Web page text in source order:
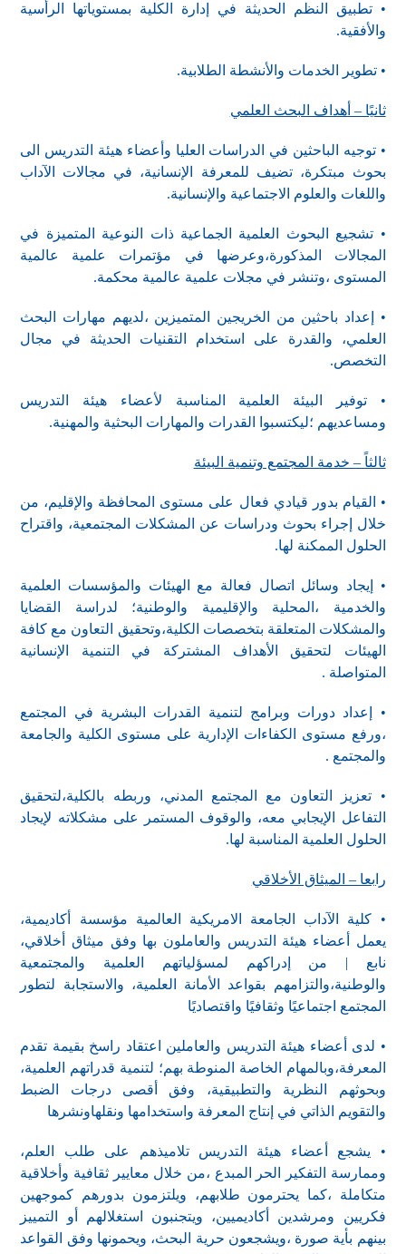
• تطبيق النظم الحديثة في إدارة الكلية بمستوياتها الرأسية
والأفقية.
• تطوير الخدمات والأنشطة الطلابية.
ثانيًا – أهداف البحث العلمي
• توجيه الباحثين في الدراسات العليا وأعضاء هيئة التدريس الى
بحوث مبتكرة، تضيف للمعرفة الإنسانية، في مجالات الآداب
واللغات والعلوم الاجتماعية والإنسانية.
• تشجيع البحوث العلمية الجماعية ذات النوعية المتميزة في
المجالات المذكورة،وعرضها في مؤتمرات علمية عالمية
المستوى ،وتنشر في مجلات علمية عالمية محكمة.
• إعداد باحثين من الخريجين المتميزين ،لديهم مهارات البحث
العلمي، والقدرة على استخدام التقنيات الحديثة في مجال
التخصص.
• توفير البيئة العلمية المناسبة لأعضاء هيئة التدريس
ومساعديهم ؛ليكتسبوا القدرات والمهارات البحثية والمهنية.
ثالثاً – خدمة المجتمع وتنمية البيئة
• القيام بدور قيادي فعال على مستوى المحافظة والإقليم، من
خلال إجراء بحوث ودراسات عن المشكلات المجتمعية، واقتراح
الحلول الممكنة لها.
• إيجاد وسائل اتصال فعالة مع الهيئات والمؤسسات العلمية
والخدمية ،المحلية والإقليمية والوطنية؛ لدراسة القضايا
والمشكلات المتعلقة بتخصصات الكلية،وتحقيق التعاون مع كافة
الهيئات لتحقيق الأهداف المشتركة في التنمية الإنسانية
المتواصلة .
• إعداد دورات وبرامج لتنمية القدرات البشرية في المجتمع
،ورفع مستوى الكفاءات الإدارية على مستوى الكلية والجامعة
والمجتمع .
• تعزيز التعاون مع المجتمع المدني، وربطه بالكلية،لتحقيق
التفاعل الإيجابي معه، والوقوف المستمر على مشكلاته لإيجاد
الحلول العلمية المناسبة لها.
رابعا – الميثاق الأخلاقي
• كلية الآداب الجامعة الامريكية العالمية مؤسسة أكاديمية،
يعمل أعضاء هيئة التدريس والعاملون بها وفق ميثاق أخلاقي،
نابع | من إدراكهم لمسؤلياتهم العلمية والمجتمعية
والوطنية،والتزامهم بقواعد الأمانة العلمية، والاستجابة لتطور
المجتمع اجتماعيًا وثقافيًا واقتصاديًا
• لدى أعضاء هيئة التدريس والعاملين اعتقاد راسخ بقيمة تقدم
المعرفة،وبالمهام الخاصة المنوطة بهم؛ لتنمية قدراتهم العلمية،
وبحوثهم النظرية والتطبيقية، وفق أقصى درجات الضبط
والتقويم الذاتي في إنتاج المعرفة واستخدامها ونقلهاونشرها
• يشجع أعضاء هيئة التدريس تلاميذهم على طلب العلم،
وممارسة التفكير الحر المبدع ،من خلال معايير ثقافية وأخلاقية
متكاملة ،كما يحترمون طلابهم، ويلتزمون بدورهم كموجهين
فكريين ومرشدين أكاديميين، ويتجنبون استغلالهم أو التمييز
بينهم بأية صورة ،ويشجعون حرية البحث، ويحمونها وفق القواعد